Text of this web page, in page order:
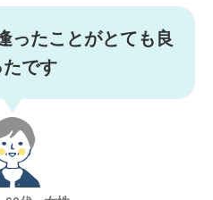
ったことがとても良
です